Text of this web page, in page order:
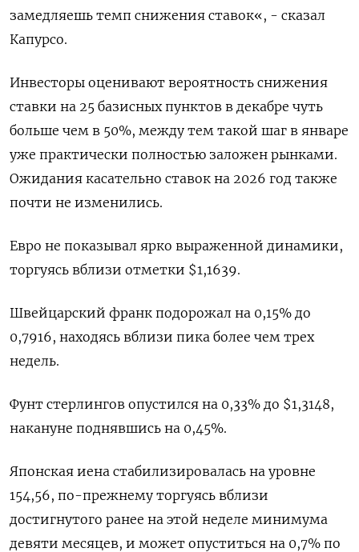
замедляешь темп снижения ставок«, - сказал
Капурсо.
Инвесторы оценивают вероятность снижения
ставки на 25 базисных пунктов в декабре чуть
больше чем в 50%, между тем такой шаг в январе
уже практически полностью заложен рынками.
Ожидания касательно ставок на 2026 год также
почти не изменились.
Евро не показывал ярко выраженной динамики,
торгуясь вблизи отметки $1,1639​.
Швейцарский франк подорожал на 0,15% до
0,7916​, находясь вблизи пика более чем трех
недель.
Фунт стерлингов опустился на 0,33% до $1,3148​,
накануне поднявшись на 0,45%.
Японская иена стабилизировалась на уровне
154,56, по-прежнему торгуясь вблизи
достигнутого ранее на этой неделе минимума
девяти месяцев, и может опуститься на 0,7% по